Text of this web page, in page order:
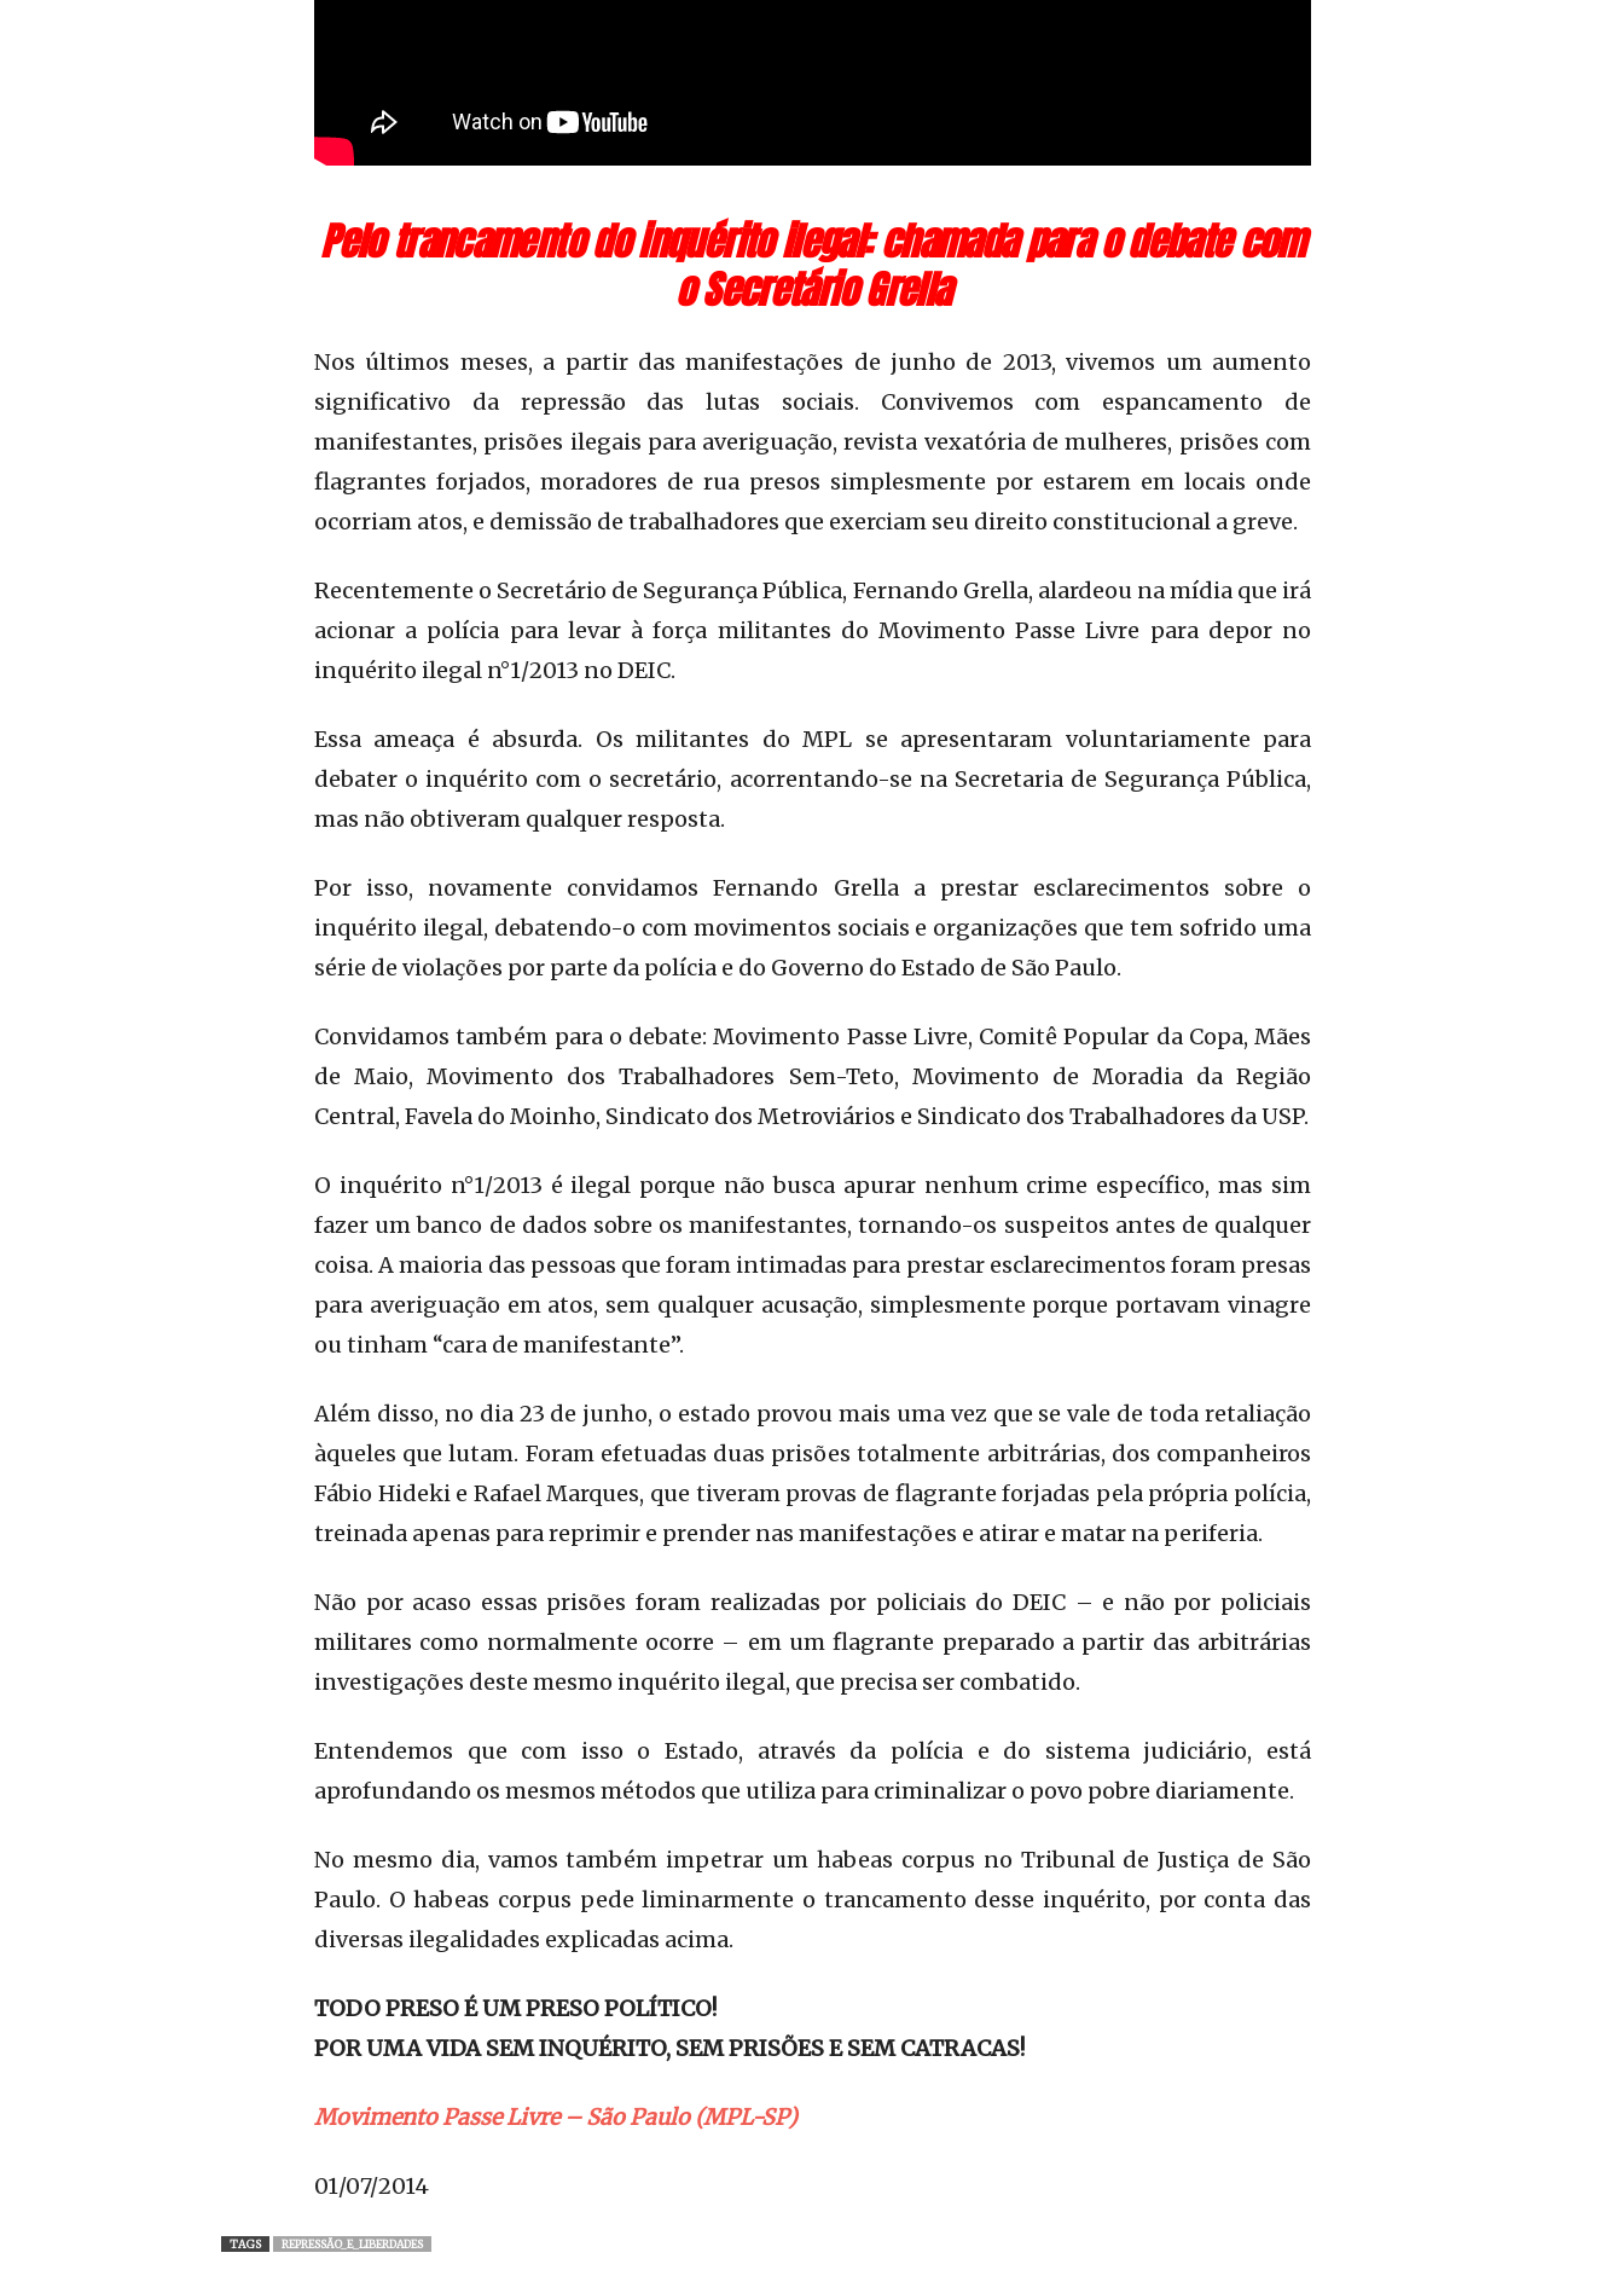
Pelo trancamento do inquérito ilegal: chamada para o debate com
o Secretário Grella
Nos últimos meses, a partir das manifestações de junho de 2013, vivemos um aumento
significativo da repressão das lutas sociais. Convivemos com espancamento de
manifestantes, prisões ilegais para averiguação, revista vexatória de mulheres, prisões com
flagrantes forjados, moradores de rua presos simplesmente por estarem em locais onde
ocorriam atos, e demissão de trabalhadores que exerciam seu direito constitucional a greve.
Recentemente o Secretário de Segurança Pública, Fernando Grella, alardeou na mídia que irá
acionar a polícia para levar à força militantes do Movimento Passe Livre para depor no
inquérito ilegal n°1/2013 no DEIC.
Essa ameaça é absurda. Os militantes do MPL se apresentaram voluntariamente para
debater o inquérito com o secretário, acorrentando-se na Secretaria de Segurança Pública,
mas não obtiveram qualquer resposta.
Por isso, novamente convidamos Fernando Grella a prestar esclarecimentos sobre o
inquérito ilegal, debatendo-o com movimentos sociais e organizações que tem sofrido uma
série de violações por parte da polícia e do Governo do Estado de São Paulo.
Convidamos também para o debate: Movimento Passe Livre, Comitê Popular da Copa, Mães
de Maio, Movimento dos Trabalhadores Sem-Teto, Movimento de Moradia da Região
Central, Favela do Moinho, Sindicato dos Metroviários e Sindicato dos Trabalhadores da USP.
O inquérito n°1/2013 é ilegal porque não busca apurar nenhum crime específico, mas sim
fazer um banco de dados sobre os manifestantes, tornando-os suspeitos antes de qualquer
coisa. A maioria das pessoas que foram intimadas para prestar esclarecimentos foram presas
para averiguação em atos, sem qualquer acusação, simplesmente porque portavam vinagre
ou tinham “cara de manifestante”.
Além disso, no dia 23 de junho, o estado provou mais uma vez que se vale de toda retaliação
àqueles que lutam. Foram efetuadas duas prisões totalmente arbitrárias, dos companheiros
Fábio Hideki e Rafael Marques, que tiveram provas de flagrante forjadas pela própria polícia,
treinada apenas para reprimir e prender nas manifestações e atirar e matar na periferia.
Não por acaso essas prisões foram realizadas por policiais do DEIC – e não por policiais
militares como normalmente ocorre – em um flagrante preparado a partir das arbitrárias
investigações deste mesmo inquérito ilegal, que precisa ser combatido.
Entendemos que com isso o Estado, através da polícia e do sistema judiciário, está
aprofundando os mesmos métodos que utiliza para criminalizar o povo pobre diariamente.
No mesmo dia, vamos também impetrar um habeas corpus no Tribunal de Justiça de São
Paulo. O habeas corpus pede liminarmente o trancamento desse inquérito, por conta das
diversas ilegalidades explicadas acima.
TODO PRESO É UM PRESO POLÍTICO!
POR UMA VIDA SEM INQUÉRITO, SEM PRISÕES E SEM CATRACAS!
Movimento Passe Livre – São Paulo (MPL-SP)
01/07/2014
TAGS REPRESSÃO_E_LIBERDADES